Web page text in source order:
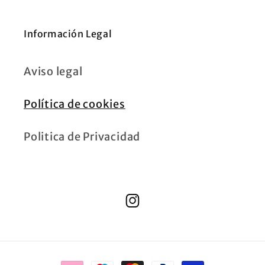
Información Legal
Aviso legal
Política de cookies
Politica de Privacidad
Instagram
Formas